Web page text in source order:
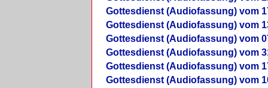
Gottesdienst (Audiofassung) vom
Gottesdienst (Audiofassung) vom
Gottesdienst (Audiofassung) vom
Gottesdienst (Audiofassung) vom
Gottesdienst (Audiofassung) vom
Gottesdienst (Audiofassung) vom